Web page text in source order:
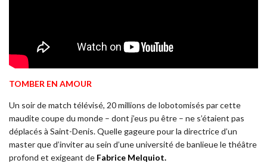
TOMBER EN AMOUR
Un soir de match télévisé, 20 millions de lobotomisés par cette
maudite coupe du monde – dont j’eus pu être – ne s’étaient pas
déplacés à Saint-Denis. Quelle gageure pour la directrice d’un
master que d’inviter au sein d’une université de banlieue le théâtre
profond et exigeant de Fabrice Melquiot.